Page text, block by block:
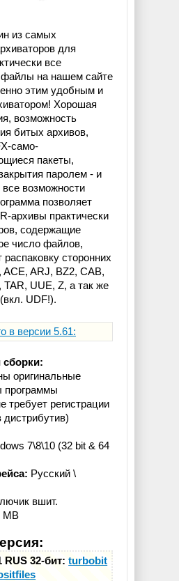
из самых
для
все
на нашем сайте
этим удобным и
Хорошая
возможность
битых архивов,
само-
пакеты,
паролем - и
все возможности
позволяет
архивы практически
содержащие
число файлов,
сторонних
ARJ, BZ2, CAB,
UUE, Z, а так же
UDF!).
в версии 5.61:
сборки:
оригинальные
программы
требует регистрации
7\8\10 (32 bit & 64
Русcкий \
вшит.
MB
RUS 32-бит:turbobit